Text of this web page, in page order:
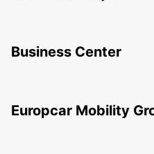
Business Center
Europcar Mobility